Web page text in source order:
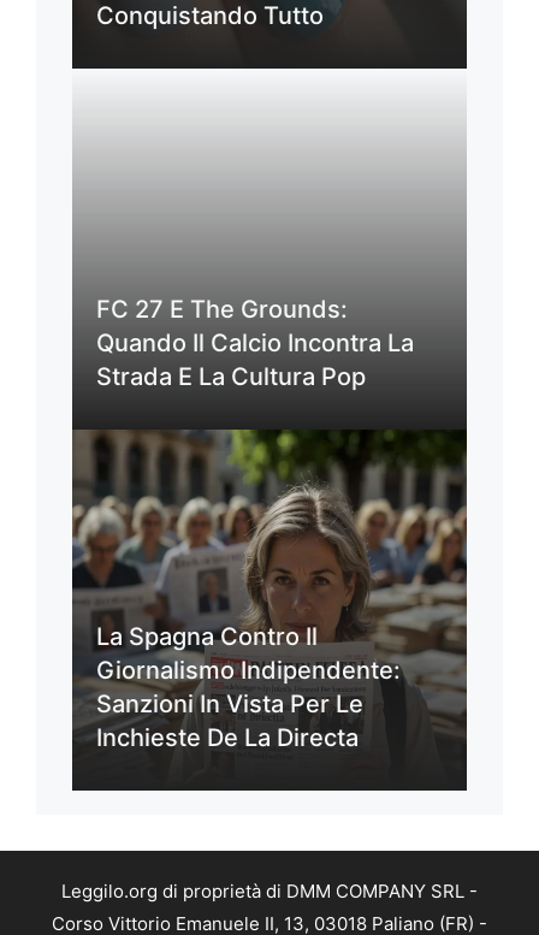
Conquistando Tutto
FC 27 E The Grounds:
Quando Il Calcio Incontra La
Strada E La Cultura Pop
La Spagna Contro Il
Giornalismo Indipendente:
Sanzioni In Vista Per Le
Inchieste De La Directa
Leggilo.org di proprietà di DMM COMPANY SRL -
Corso Vittorio Emanuele II, 13, 03018 Paliano (FR) -